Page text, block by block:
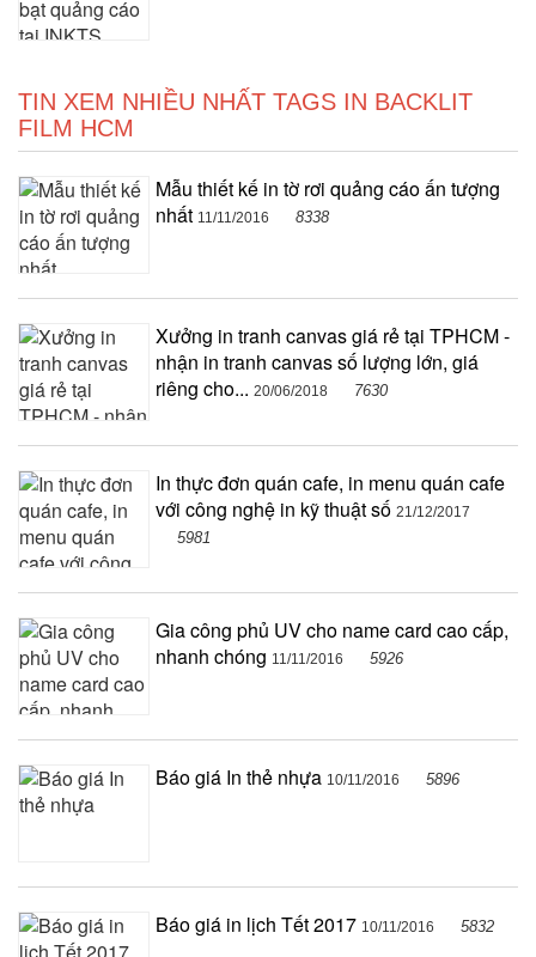
TIN XEM NHIỀU NHẤT TAGS IN BACKLIT
FILM HCM
Mẫu thiết kế in tờ rơi quảng cáo ấn tượng
nhất 11/11/2016 8338
Xưởng in tranh canvas giá rẻ tại TPHCM -
nhận in tranh canvas số lượng lớn, giá
riêng cho... 20/06/2018 7630
In thực đơn quán cafe, in menu quán cafe
với công nghệ in kỹ thuật số 21/12/2017
5981
Gia công phủ UV cho name card cao cấp,
nhanh chóng 11/11/2016 5926
Báo giá In thẻ nhựa 10/11/2016 5896
Báo giá in lịch Tết 2017 10/11/2016 5832